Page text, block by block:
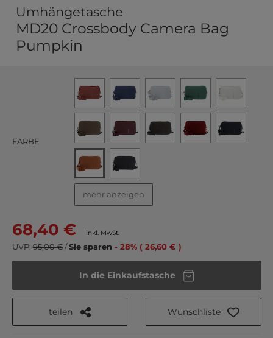
Umhängetasche
MD20 Crossbody Camera Bag
Pumpkin
FARBE
mehr anzeigen
68,40 € inkl. MwSt.
UVP: 95,00 €/Sie sparen - 28% ( 26,60 € )
In die Einkaufstasche
teilen Wunschliste